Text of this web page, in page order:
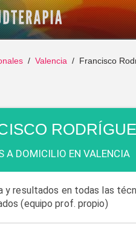
Valencia Francisco
A DOMICILIO EN VALENCIA
y resultados en todas las
(equipo prof. propio)